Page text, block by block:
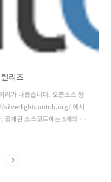
리즈
가 나왔습니다. 오픈소스 형
silverlightcontrib.org/ 에서
공개된 소스코드에는 5개의 컨
습니다. Controls - Color
라이더 게이지 입니다. 사용자